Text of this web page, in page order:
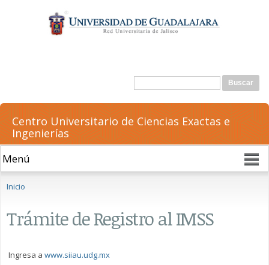
contenido
principal
Formulario de búsqueda
Buscar
Centro Universitario de Ciencias Exactas e
Ingenierías
Inicio
Trámite de Registro al IMSS
Ingresa a www.siiau.udg.mx